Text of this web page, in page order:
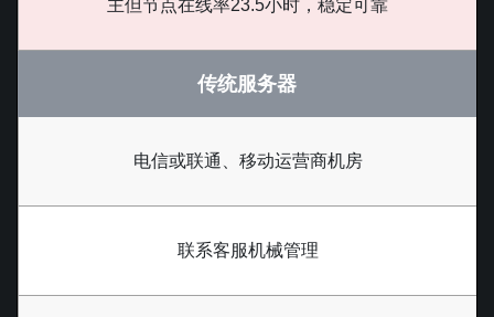
主但节点在线率23.5小时，稳定可靠
传统服务器
电信或联通、移动运营商机房
联系客服机械管理